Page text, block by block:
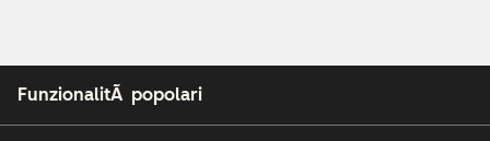
FunzionalitÃ popolari